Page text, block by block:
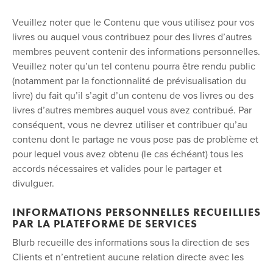
Veuillez noter que le Contenu que vous utilisez pour vos
livres ou auquel vous contribuez pour des livres d’autres
membres peuvent contenir des informations personnelles.
Veuillez noter qu’un tel contenu pourra être rendu public
(notamment par la fonctionnalité de prévisualisation du
livre) du fait qu’il s’agit d’un contenu de vos livres ou des
livres d’autres membres auquel vous avez contribué. Par
conséquent, vous ne devrez utiliser et contribuer qu’au
contenu dont le partage ne vous pose pas de problème et
pour lequel vous avez obtenu (le cas échéant) tous les
accords nécessaires et valides pour le partager et
divulguer.
INFORMATIONS PERSONNELLES RECUEILLIES
PAR LA PLATEFORME DE SERVICES
Blurb recueille des informations sous la direction de ses
Clients et n’entretient aucune relation directe avec les